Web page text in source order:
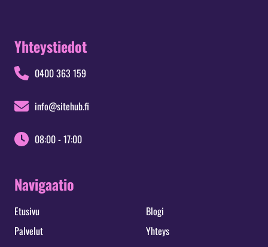
Navigaatio
Etusivu
Palvelut
Blogi
Yhteys
Yhteystiedot
0400 363 159
info@sitehub.fi
08:00 - 17:00